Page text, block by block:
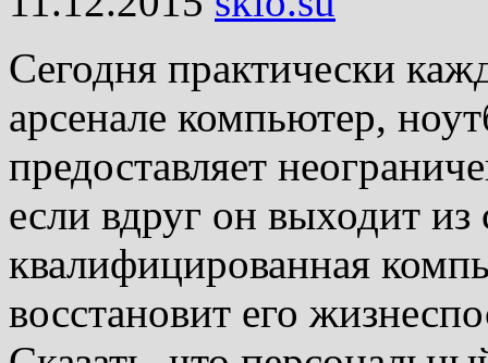
Сегодня практически
арсенале компьютер,
предоставляет
если вдруг он выходит
квалифицированная
восстановит его